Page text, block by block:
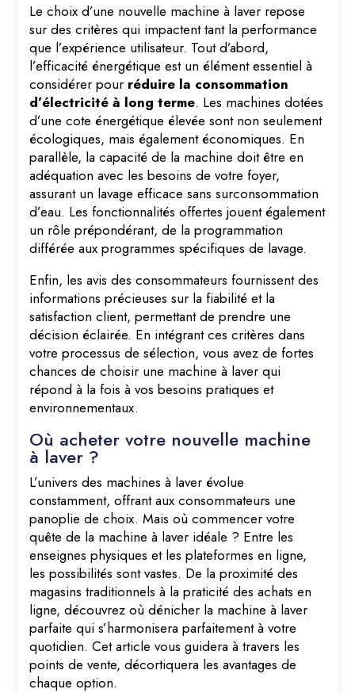
Le choix d’une nouvelle machine à laver repose
sur des critères qui impactent tant la performance
que l’expérience utilisateur. Tout d’abord,
l’efficacité énergétique est un élément essentiel à
considérer pour réduire la consommation
d’électricité à long terme. Les machines dotées
d’une cote énergétique élevée sont non seulement
écologiques, mais également économiques. En
parallèle, la capacité de la machine doit être en
adéquation avec les besoins de votre foyer,
assurant un lavage efficace sans surconsommation
d’eau. Les fonctionnalités offertes jouent également
un rôle prépondérant, de la programmation
différée aux programmes spécifiques de lavage.
Enfin, les avis des consommateurs fournissent des
informations précieuses sur la fiabilité et la
satisfaction client, permettant de prendre une
décision éclairée. En intégrant ces critères dans
votre processus de sélection, vous avez de fortes
chances de choisir une machine à laver qui
répond à la fois à vos besoins pratiques et
environnementaux.
Où acheter votre nouvelle machine
à laver ?
L’univers des machines à laver évolue
constamment, offrant aux consommateurs une
panoplie de choix. Mais où commencer votre
quête de la machine à laver idéale ? Entre les
enseignes physiques et les plateformes en ligne,
les possibilités sont vastes. De la proximité des
magasins traditionnels à la praticité des achats en
ligne, découvrez où dénicher la machine à laver
parfaite qui s’harmonisera parfaitement à votre
quotidien. Cet article vous guidera à travers les
points de vente, décortiquera les avantages de
chaque option.